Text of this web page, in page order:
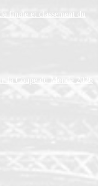
finale et classement du
la Coupe du Monde 2026